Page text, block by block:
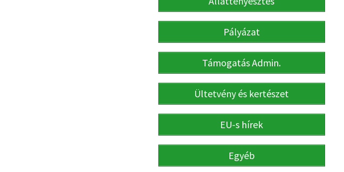
Pályázat
Támogatás Admin.
Ültetvény és kertészet
EU-s hírek
Egyéb